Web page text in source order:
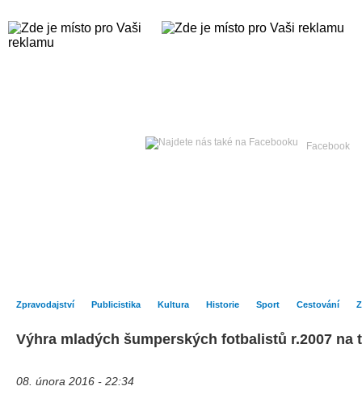
Facebook
Zpravodajství Publicistika Kultura Historie Sport Cestování
Výhra mladých šumperských fotbalistů r.2007 na
08. února 2016 - 22:34